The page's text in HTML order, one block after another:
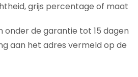
grijs percentage of maat
onder de garantie tot 15 dagen
aan het adres vermeld op de